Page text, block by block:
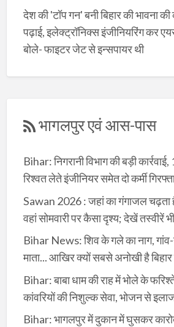
देश की 'टॉप गन' बनी बिहार की भावना
पढ़ाई, इलेक्ट्रॉनिक्स इंजीनियरिंग कर
बोले- फाइटर जेट से इन्सपायर थी
भागलपुर एवं आस-पास
Bihar: निगरानी विभाग की बड़ी
रिश्वत लेते इंजीनियर समेत दो कर्मी
Sawan 2026 : जहां का गंगाजल चढ़ता
वहां सोमवारी पर कैसा दृश्य; देखें तस्वीरें भी
Bihar News: शिव के गले का नाग, गांव-
माता... आखिर क्यों सबसे अनोखी है बिहार
Bihar: बाबा धाम की राह में भोले के
कांवरियों की निशुल्क सेवा, भोजन से
Bihar: भागलपुर में दुकान में घुसकर